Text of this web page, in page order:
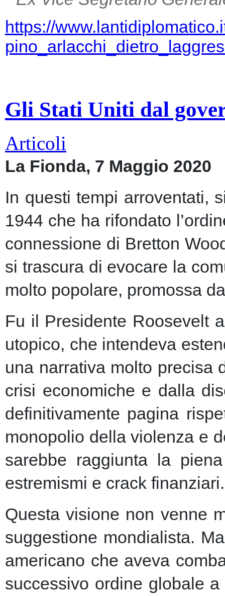
https://
Gli Stati Uniti dal
Articoli
La Fionda, 7 Maggio 2020
In questi tempi arroventati,
1944 che ha rifondato
connessione di Bretton
si trascura di evocare la
molto popolare, promossa
Fu il Presidente Roosevelt
utopico, che intendeva
una narrativa molto precisa
crisi economiche e dalla
definitivamente pagina
monopolio della violenza e
sarebbe raggiunta la
estremismi e crack finanziari.
Questa visione non venne
suggestione mondialista.
americano che aveva
successivo ordine globale